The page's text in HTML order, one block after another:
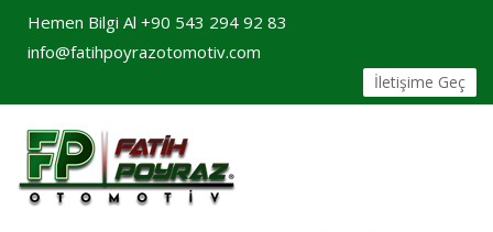
Hemen Bilgi Al +90 543 294 92 83
info@fatihpoyrazotomotiv.com
İletişime Geç